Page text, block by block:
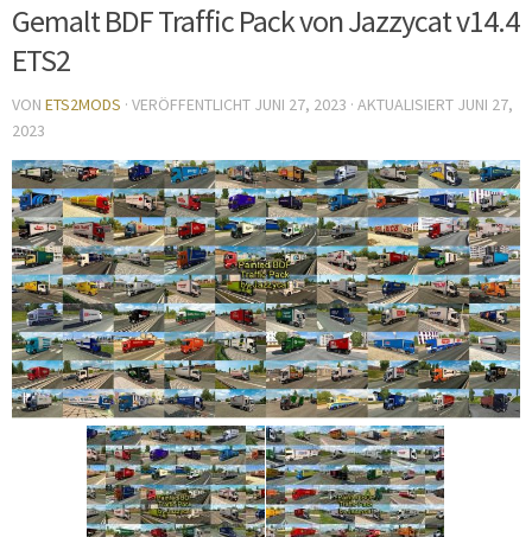
Gemalt BDF Traffic Pack von Jazzycat v14.4
ETS2
VON ETS2MODS · VERÖFFENTLICHT JUNI 27, 2023 · AKTUALISIERT JUNI 27,
2023